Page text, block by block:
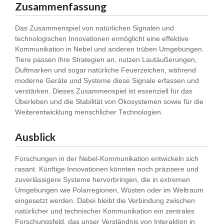
Zusammenfassung
Das Zusammenspiel von natürlichen Signalen und
technologischen Innovationen ermöglicht eine effektive
Kommunikation in Nebel und anderen trüben Umgebungen.
Tiere passen ihre Strategien an, nutzen Lautäußerungen,
Duftmarken und sogar natürliche Feuerzeichen, während
moderne Geräte und Systeme diese Signale erfassen und
verstärken. Dieses Zusammenspiel ist essenziell für das
Überleben und die Stabilität von Ökosystemen sowie für die
Weiterentwicklung menschlicher Technologien.
Ausblick
Forschungen in der Nebel-Kommunikation entwickeln sich
rasant. Künftige Innovationen könnten noch präzisere und
zuverlässigere Systeme hervorbringen, die in extremen
Umgebungen wie Polarregionen, Wüsten oder im Weltraum
eingesetzt werden. Dabei bleibt die Verbindung zwischen
natürlicher und technischer Kommunikation ein zentrales
Forschungsfeld, das unser Verständnis von Interaktion in